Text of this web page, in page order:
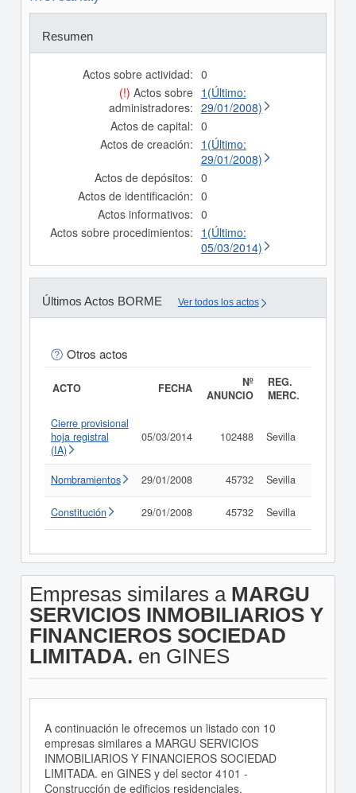
Resumen
Actos sobre actividad: 0
(!) Actos sobre
administradores:
1(Último:
29/01/2008)
Actos de capital: 0
Actos de creación: 1(Último:
29/01/2008)
Actos de depósitos: 0
Actos de identificación: 0
Actos informativos: 0
Actos sobre procedimientos: 1(Último:
05/03/2014)
Últimos Actos BORME Ver todos los actos
Otros actos
ACTO FECHA
Nº
ANUNCIO
REG.
MERC.
Cierre provisional
hoja registral
(IA)
05/03/2014 102488 Sevilla
Nombramientos 29/01/2008 45732 Sevilla
Constitución 29/01/2008 45732 Sevilla
Empresas similares a MARGU
SERVICIOS INMOBILIARIOS Y
FINANCIEROS SOCIEDAD
LIMITADA. en GINES
A continuación le ofrecemos un listado con 10
empresas similares a MARGU SERVICIOS
INMOBILIARIOS Y FINANCIEROS SOCIEDAD
LIMITADA. en GINES y del sector 4101 -
Construcción de edificios residenciales.